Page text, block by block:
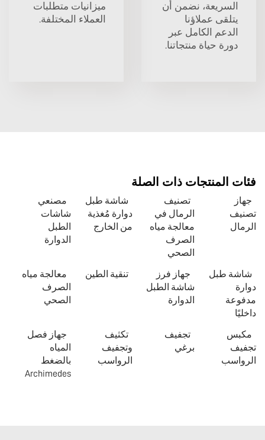
السريعة، نضمن أن
يتلقى عملاؤنا
الدعم الكامل عبر
دورة حياة منتجاتنا.
ميزانيات متطلبات
العملاء المختلفة.
فئات المنتجات ذات الصلة
جهاز
تصنيف
الرمال
تصنيف
الرمال في
معالجة مياه
الصرف
الصحي
شاشة طبل
دوارة مُغذية
من الخارج
مصنعي
شاشات
الطبل
الدوارة
شاشة طبل
دوارة
مدفوعة
داخليًا
جهاز فرز
شاشة الطبل
الدوارة
تنقية الطين
معالجة مياه
الصرف
الصحي
مكبس
تجفيف
الرواسب
تجفيف
برغي
تكثيف
وتجفيف
الرواسب
جهاز فصل
المياه
بالضغط
Archimedes